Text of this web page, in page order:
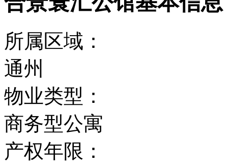
所属区域：
通州
物业类型：
商务型公寓
产权年限：